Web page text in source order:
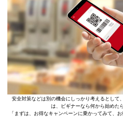
安全対策などは別の機会にしっかり考えるとして
は、ビギナーなら何から始めた
「まずは、お得なキャンペーンに乗かってみて、